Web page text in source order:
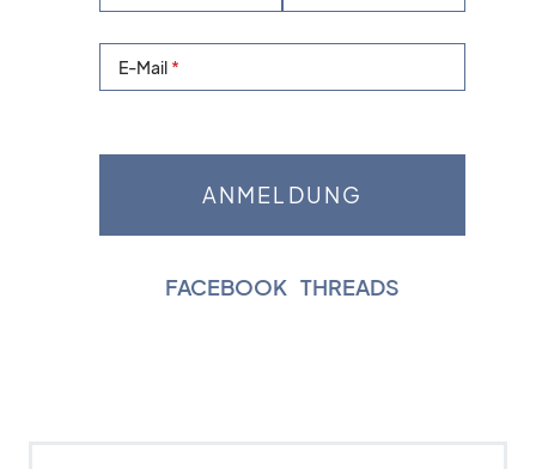
E-Mail
FACEBOOK THREADS